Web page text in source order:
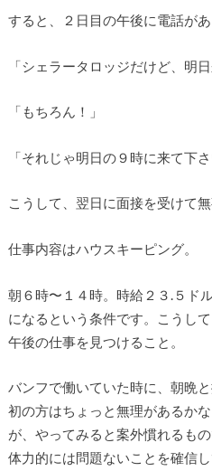
すると、２日目の午後に電話があ
「シェラータロッジだけど、明日
「もちろん！」
「それじゃ明日の９時に来て下さ
こうして、翌日に面接を受けて
仕事内容はハウスキーピング。
朝６時〜１４時。時給２３.５ド
になるという条件です。こうし
午後の仕事を見つけること。
バンフで働いていた時に、朝晩
初の方はちょっと無理があるか
が、やってみると案外慣れるも
体力的には問題ないことを確信し